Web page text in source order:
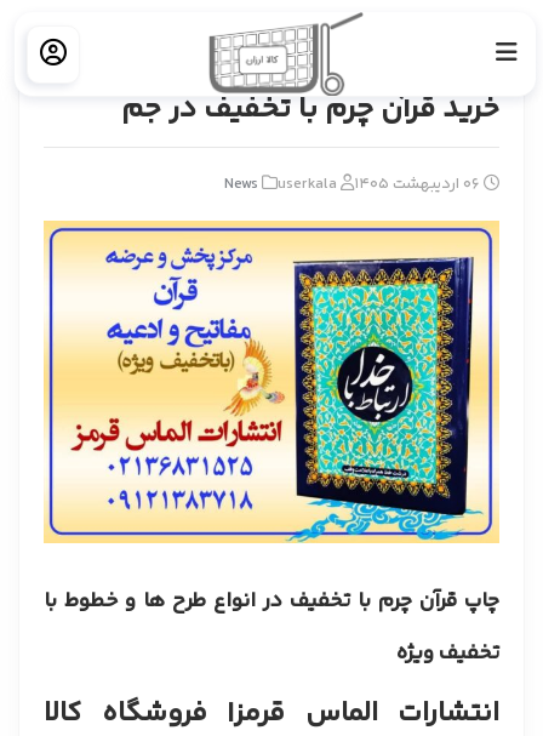
خانه خرید قرآن چرم با تخفیف در جم
خرید قرآن چرم با تخفیف در جم
06 اردیبهشت 1405 userkala
News
چاپ قرآن چرم با تخفیف در انواع طرح ها و خطوط با
تخفیف ویژه
انتشارات الماس قرمز| فروشگاه کالا